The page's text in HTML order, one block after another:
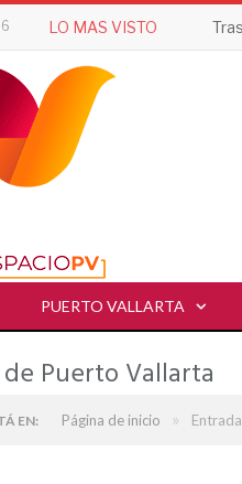
LO MAS VISTO
PUERTO VALLARTA
Puerto Vallarta
EN: Página de inicio »